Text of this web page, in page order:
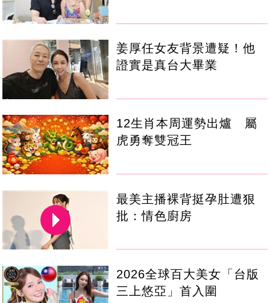
姜厚任女友背景遭疑！他
證實是真台大畢業
12生肖本周運勢出爐 屬
虎勇奪雙冠王
最美主播裸背挺孕肚遭狠
批：情色廚房
2026全球百大美女「台版
三上悠亞」首入圍